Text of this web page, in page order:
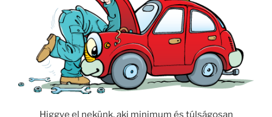
Higgye el nekünk, aki minimum és túlságosan